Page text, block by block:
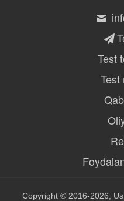
Test
Test
Copyright © 2016-2026,